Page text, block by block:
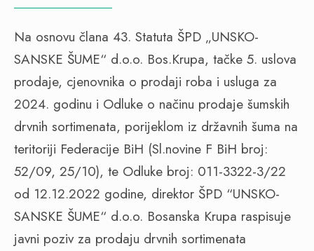
Na osnovu člana 43. Statuta ŠPD „UNSKO-
SANSKE ŠUME“ d.o.o. Bos.Krupa, tačke 5. uslova
prodaje, cjenovnika o prodaji roba i usluga za
2024. godinu i Odluke o načinu prodaje šumskih
drvnih sortimenata, porijeklom iz državnih šuma na
teritoriji Federacije BiH (Sl.novine F BiH broj:
52/09, 25/10), te Odluke broj: 011-3322-3/22
od 12.12.2022 godine, direktor ŠPD “UNSKO-
SANSKE ŠUME“ d.o.o. Bosanska Krupa raspisuje
javni poziv za prodaju drvnih sortimenata